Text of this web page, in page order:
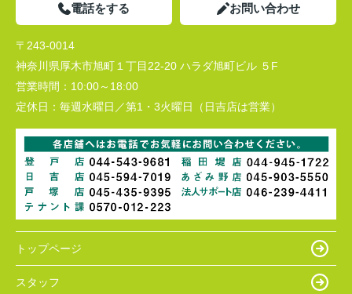
電話をする お問い合わせ
〒243-0014
神奈川県厚木市旭町１丁目22-20 ハラダ旭町ビル ５F
営業時間： 10:00～18:00
定休日： 毎週水曜日／第1・3火曜日（日吉店は営業）
トップページ
スタッフ